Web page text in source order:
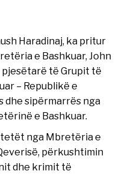
Haradinaj, ka pritur
e Bashkuar, John
të Grupit të
– Republikë e
dhe sipërmarrës nga
e Bashkuar.
nga Mbretëria e
përkushtimin
dhe krimit të